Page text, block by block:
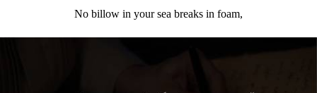
No billow in your sea breaks in foam,